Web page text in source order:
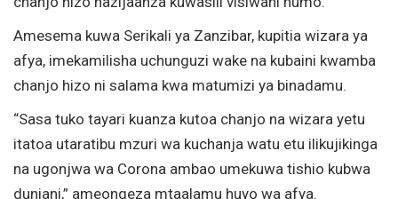
Amesema kuwa Serikali ya Zanzibar, kupitia wizara ya
afya, imekamilisha uchunguzi wake na kubaini kwamba
chanjo hizo ni salama kwa matumizi ya binadamu.
“Sasa tuko tayari kuanza kutoa chanjo na wizara yetu
itatoa utaratibu mzuri wa kuchanja watu etu ilikujikinga
na ugonjwa wa Corona ambao umekuwa tishio kubwa
duniani,” ameongeza mtaalamu huyo wa afya.